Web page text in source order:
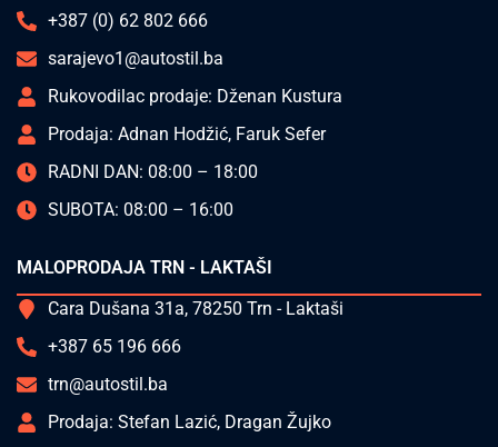
+387 (0) 62 802 666
sarajevo1@autostil.ba
Rukovodilac prodaje: Dženan Kustura
Prodaja: Adnan Hodžić, Faruk Sefer
RADNI DAN: 08:00 – 18:00
SUBOTA: 08:00 – 16:00
MALOPRODAJA TRN - LAKTAŠI
Cara Dušana 31a, 78250 Trn - Laktaši
+387 65 196 666
trn@autostil.ba
Prodaja: Stefan Lazić, Dragan Žujko